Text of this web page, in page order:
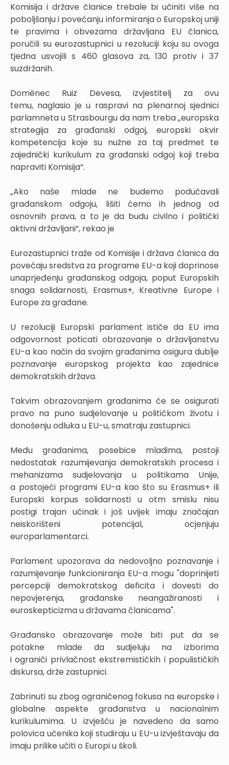
Komisija i države članice trebale bi učiniti više na
poboljšanju i povećanju informiranja o Europskoj uniji
te pravima i obvezama državljana EU članica,
poručili su eurozastupnici u rezoluciji koju su ovoga
tjedna usvojili s 460 glasova za, 130 protiv i 37
suzdržanih.
Domènec Ruiz Devesa, izvjestitelj za ovu
temu, naglasio je u raspravi na plenarnoj sjednici
parlamneta u Strasbourgu da nam treba „europska
strategija za građanski odgoj, europski okvir
kompetencija koje su nužne za taj predmet te
zajednički kurikulum za građanski odgoj koji treba
napraviti Komisija“.
„Ako naše mlade ne budemo podučavali
građanskom odgoju, lišiti ćemo ih jednog od
osnovnih prava, a to je da budu civilno i politički
aktivni državljani“, rekao je
Eurozastupnici traže od Komisije i država članica da
povećaju sredstva za programe EU-a koji doprinose
unaprjeđenju građanskog odgoja, poput Europskih
snaga solidarnosti, Erasmus+, Kreativne Europe i
Europe za građane.
U rezoluciji Europski parlament ističe da EU ima
odgovornost poticati obrazovanje o državljanstvu
EU-a kao način da svojim građanima osigura dublje
poznavanje europskog projekta kao zajednice
demokratskih država.
Takvim obrazovanjem građanima će se osigurati
pravo na puno sudjelovanje u političkom životu i
donošenju odluka u EU-u, smatraju zastupnici.
Među građanima, posebice mladima, postoji
nedostatak razumijevanja demokratskih procesa i
mehanizama sudjelovanja u politikama Unije,
a postojeći programi EU-a kao što su Erasmus+ ili
Europski korpus solidarnosti u otm smislu nisu
postigi trajan učinak i još uvijek imaju značajan
neiskorišteni potencijal, ocjenjuju
europarlamentarci.
Parlament upozorava da nedovoljno poznavanje i
razumijevanje funkcioniranja EU-a mogu "doprinijeti
percepciji demokratskog deficita i dovesti do
nepovjerenja, građanske neangažiranosti i
euroskepticizma u državama članicama".
Građansko obrazovanje može biti put da se
potakne mlade da sudjeluju na izborima
i ograniči privlačnost ekstremističkih i populističkih
diskursa, drže zastupnici.
Zabrinuti su zbog ograničenog fokusa na europske i
globalne aspekte građanstva u nacionalnim
kurikulumima. U izvješću je navedeno da samo
polovica učenika koji studiraju u EU-u izvještavaju da
imaju prilike učiti o Europi u školi.